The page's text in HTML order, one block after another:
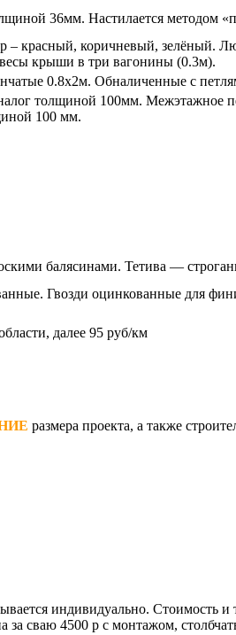
36мм. Настилается методом
красный, коричневый, зелёный.
крыши в три вагонины (0.3м).
0.8х2м. Обналиченные с
толщиной 100мм.
100 мм.
балясинами. Тетива —
Гвозди оцинкованные для
далее 95 руб/км
размера проекта, а также
индивидуально. Стоимость
сваю 4500 р с монтажом,